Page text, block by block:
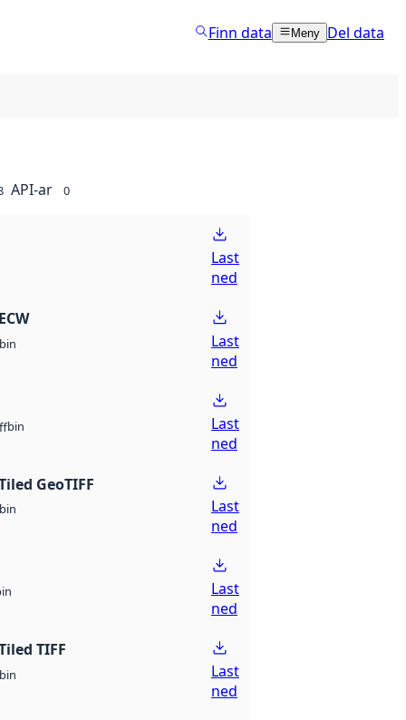
Finn data Meny Del data
API-ar 0
Last
ned
bin
Last
ned
bin
Last
ned
GeoTIFF
bin
Last
ned
Last
ned
TIFF
bin
Last
ned